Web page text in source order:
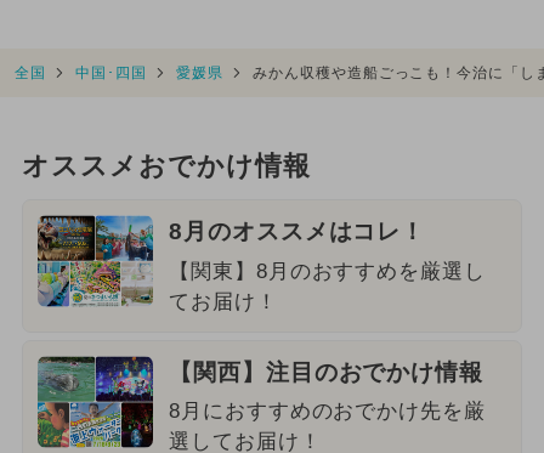
全国 中国･四国 愛媛県 みかん収穫や造船ごっこも！今治に「
オススメおでかけ情報
8月のオススメはコレ！
【関東】8月のおすすめを厳選し
てお届け！
【関西】注目のおでかけ情報
8月におすすめのおでかけ先を厳
選してお届け！